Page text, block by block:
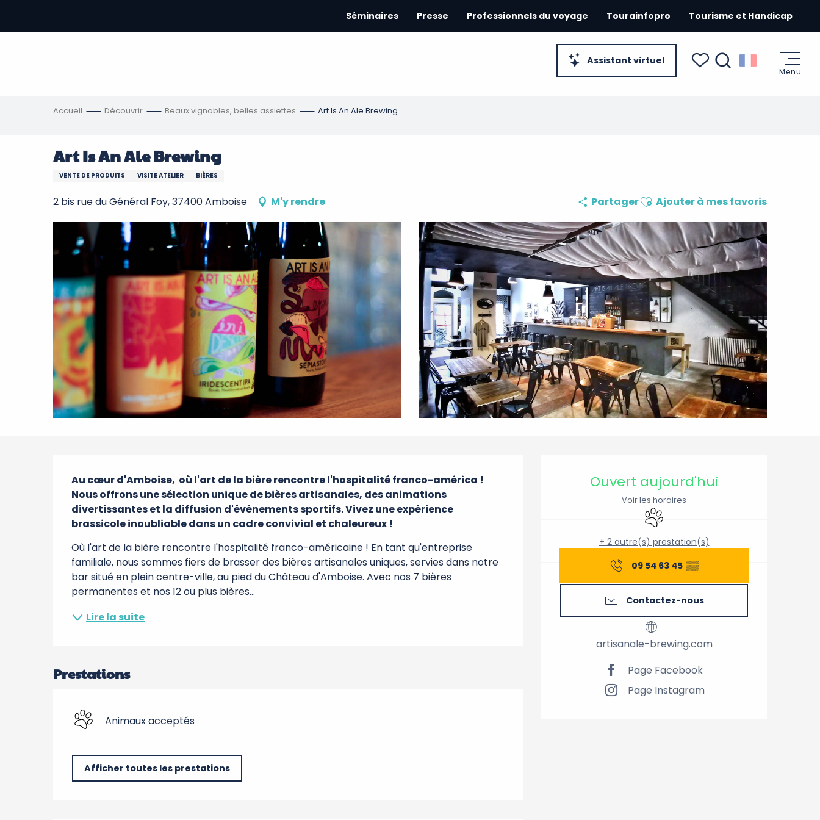
contenu
Assistant virtuel
Séminaires Presse Professionnels du voyage Tourainfopro Tourisme et Handicap
Menu
Accueil Découvrir Beaux vignobles, belles assiettes Art Is An Ale Brewing
Art Is An Ale Brewing
VENTE DE PRODUITS VISITE ATELIER BIÈRES
2 bis rue du Général Foy, 37400 Amboise M'y rendre PartagerAjouter aux favoris
Ajouter à mes favoris
Ouverture et
Ouvert aujourd'hui
Voir les horaires
Animaux acceptés
+ 2 autre(s) prestation(s)
09 54 63 45 ▒▒
Contactez-nous
artisanale-brewing.com
Page Facebook
Page Instagram
Description
Au cœur d'Amboise,  où l'art de la bière rencontre l'hospitalité franco-américa !
Nous offrons une sélection unique de bières artisanales, des animations
divertissantes et la diffusion d'événements sportifs. Vivez une expérience
brassicole inoubliable dans un cadre convivial et chaleureux !
Où l'art de la bière rencontre l'hospitalité franco-américaine ! En tant qu'entreprise
familiale, nous sommes fiers de brasser des bières artisanales uniques, servies dans notre
bar situé en plein centre-ville, au pied du Château d'Amboise. Avec nos 7 bières
permanentes et nos 12 ou plus bières...
Lire la suite
Prestations
Animaux acceptés
Afficher toutes les prestations